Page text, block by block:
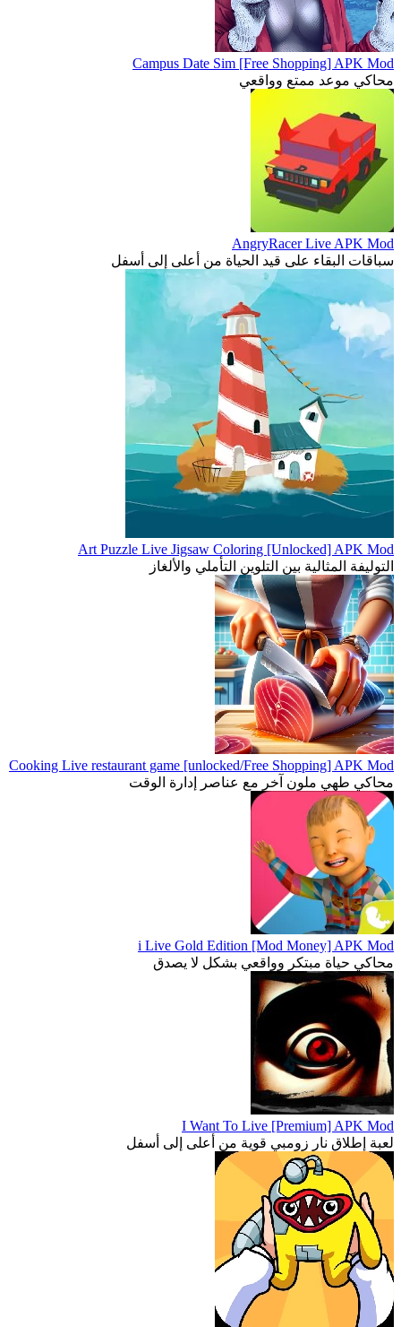
Campus Date Sim [Free Shopping] APK Mod
محاكي موعد ممتع وواقعي
AngryRacer Live APK Mod
سباقات البقاء على قيد الحياة من أعلى إلى أسفل
Art Puzzle Live Jigsaw Coloring [Unlocked] APK Mod
التوليفة المثالية بين التلوين التأملي والألغاز
Cooking Live restaurant game [unlocked/Free Shopping] APK Mod
محاكي طهي ملون آخر مع عناصر إدارة الوقت
i Live Gold Edition [Mod Money] APK Mod
محاكي حياة مبتكر وواقعي بشكل لا يصدق
I Want To Live [Premium] APK Mod
لعبة إطلاق نار زومبي قوية من أعلى إلى أسفل